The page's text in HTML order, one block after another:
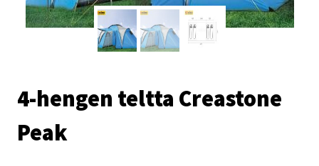
4-hengen teltta Creastone
Peak